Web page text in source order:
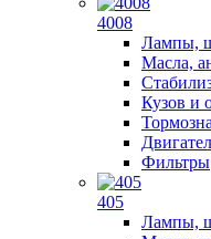
4008
Лампы,
Масла,
Кузов и
Фильтры
405
Лампы,